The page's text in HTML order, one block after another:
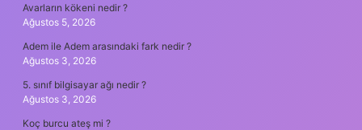
Avarların kökeni nedir ?
Ağustos 5, 2026
Adem ile Adem arasındaki fark nedir ?
Ağustos 3, 2026
5. sınıf bilgisayar ağı nedir ?
Ağustos 3, 2026
Koç burcu ateş mi ?